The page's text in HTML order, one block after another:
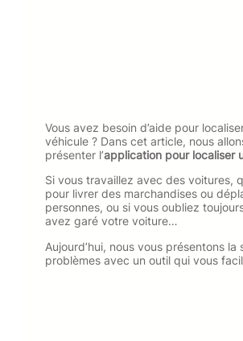
Vous avez besoin d’aide pour
véhicule ? Dans cet article, nous
présenter l’application pour localiser
Si vous travaillez avec des voitures,
pour livrer des marchandises ou
personnes, ou si vous oubliez
avez garé votre voiture…
Aujourd’hui, nous vous présentons la
problèmes avec un outil qui vous